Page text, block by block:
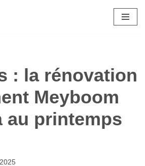
: la rénovation
Meyboom
au printemps